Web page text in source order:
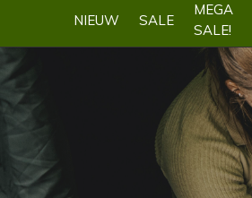
NIEUW SALE
MEGA
SALE!